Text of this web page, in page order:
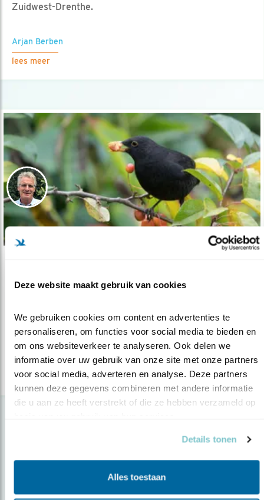
Deze website maakt gebruik van cookies
We gebruiken cookies om content en advertenties te
personaliseren, om functies voor social media te bieden en
om ons websiteverkeer te analyseren. Ook delen we
informatie over uw gebruik van onze site met onze partners
voor social media, adverteren en analyse. Deze partners
kunnen deze gegevens combineren met andere informatie
die u aan ze heeft verstrekt of die ze hebben verzameld op
Details tonen
Alles toestaan
Zuidwest-Drenthe.
Arjan Berben
lees meer
Jaar van de Merel
Jaar van de Merel en tuintips.
Rob Buiter
lees meer